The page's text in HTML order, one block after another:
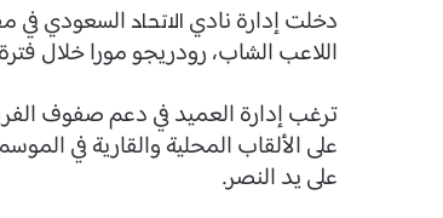
دخلت إدارة نادي الاتحاد السعودي في
اللاعب الشاب، رودريجو مورا خلال فترة
ترغب إدارة العميد في دعم صفوف
على الألقاب المحلية والقارية في
على يد النصر.